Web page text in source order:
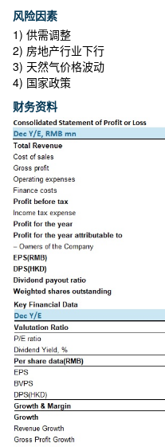
风险因素
1) 供需调整
2) 房地产行业下行
3) 天然气价格波动
4) 国家政策
财务资料